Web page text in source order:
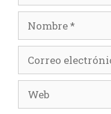
electrónico